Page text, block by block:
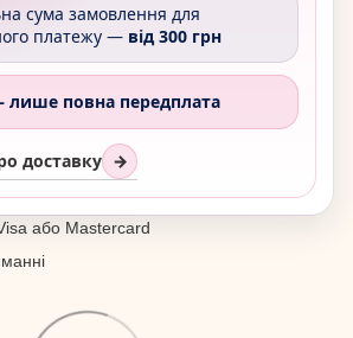
сума замовлення для
платежу — від 300 грн
лише повна передплата
доставку →
або Mastercard